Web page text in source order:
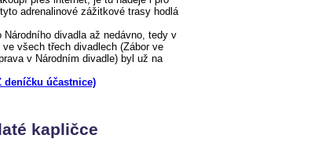
adrenalinové zážitkové trasy hodlá
divadla až nedávno, tedy v
všech třech divadlech (Zábor ve
v Národním divadle) byl už na
deníčku účastnice)
kapličce